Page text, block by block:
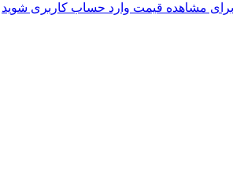
برای مشاهده قیمت وارد حساب کاربری شوید